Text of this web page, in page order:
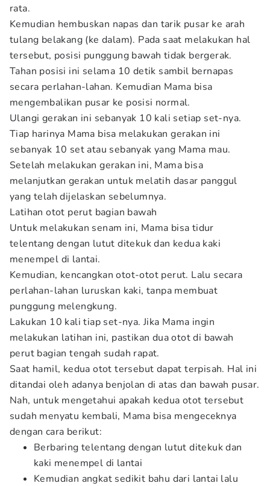
rata.
Kemudian hembuskan napas dan tarik pusar ke arah
tulang belakang (ke dalam). Pada saat melakukan hal
tersebut, posisi punggung bawah tidak bergerak.
Tahan posisi ini selama 10 detik sambil bernapas
secara perlahan-lahan. Kemudian Mama bisa
mengembalikan pusar ke posisi normal.
Ulangi gerakan ini sebanyak 10 kali setiap set-nya.
Tiap harinya Mama bisa melakukan gerakan ini
sebanyak 10 set atau sebanyak yang Mama mau.
Setelah melakukan gerakan ini, Mama bisa
melanjutkan gerakan untuk melatih dasar panggul
yang telah dijelaskan sebelumnya.
Latihan otot perut bagian bawah
Untuk melakukan senam ini, Mama bisa tidur
telentang dengan lutut ditekuk dan kedua kaki
menempel di lantai.
Kemudian, kencangkan otot-otot perut. Lalu secara
perlahan-lahan luruskan kaki, tanpa membuat
punggung melengkung.
Lakukan 10 kali tiap set-nya. Jika Mama ingin
melakukan latihan ini, pastikan dua otot di bawah
perut bagian tengah sudah rapat.
Saat hamil, kedua otot tersebut dapat terpisah. Hal ini
ditandai oleh adanya benjolan di atas dan bawah pusar.
Nah, untuk mengetahui apakah kedua otot tersebut
sudah menyatu kembali, Mama bisa mengeceknya
dengan cara berikut:
Berbaring telentang dengan lutut ditekuk dan
kaki menempel di lantai
Kemudian angkat sedikit bahu dari lantai lalu